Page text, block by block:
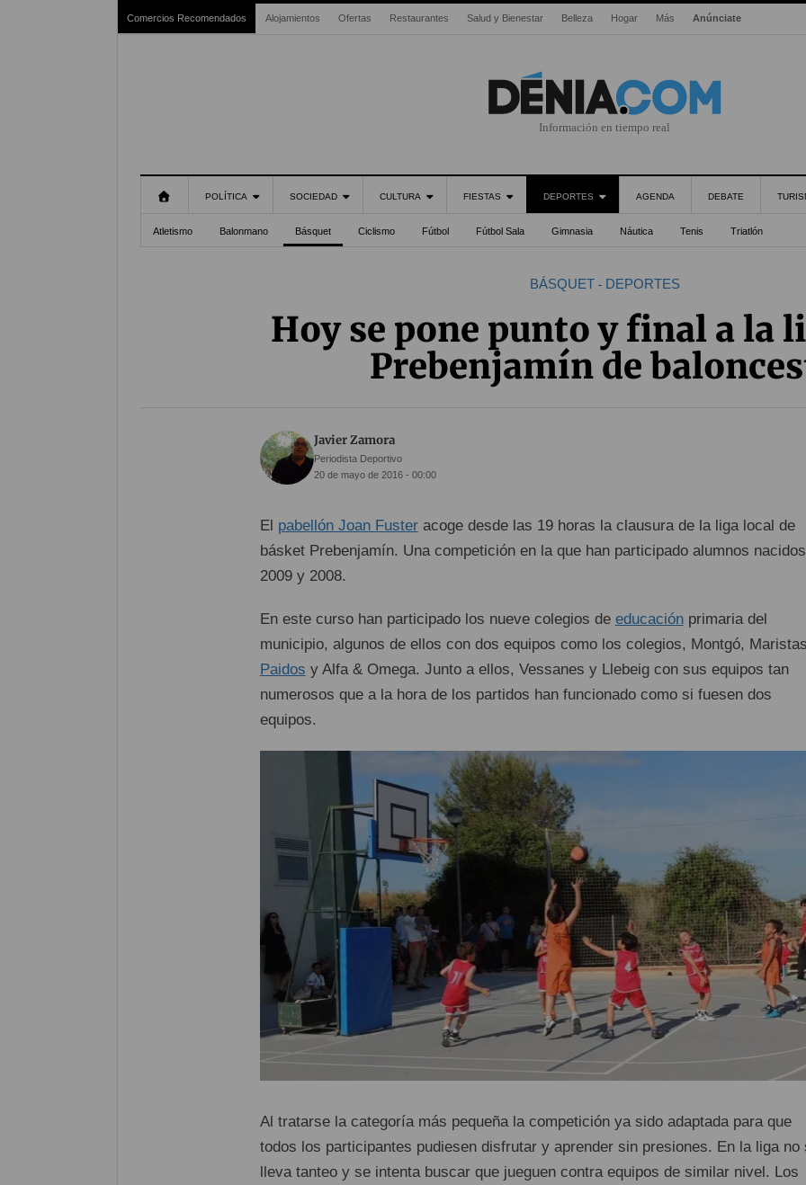
Comercios Recomendados Alojamientos Ofertas Restaurantes Salud y Bienestar Belleza Hogar Más Anúnciate
Información en tiempo real
POLÍTICA SOCIEDAD CULTURA FIESTAS DEPORTES AGENDA DEBATE
Atletismo Balonmano Básquet Ciclismo Fútbol Fútbol Sala Gimnasia Náutica Tenis Triatlón
BÁSQUET - DEPORTES
Hoy se pone punto y final a la
Prebenjamín de
Javier Zamora
Periodista Deportivo
20 de mayo de 2016 - 00:00
El pabellón Joan Fusteracoge desde las 19 horas la clausura de la liga local de
básket Prebenjamín. Una competición en la que han participado alumnos
2009 y 2008.
En este curso han participado los nueve colegios de educaciónprimaria del
municipio, algunos de ellos con dos equipos como los colegios, Montgó,
Paidos y Alfa & Omega. Junto a ellos, Vessanes y Llebeig con sus equipos tan
numerosos que a la hora de los partidos han funcionado como si fuesen dos
equipos.
Al tratarse la categoría más pequeña la competición ya sido adaptada para que
todos los participantes pudiesen disfrutar y aprender sin presiones. En la liga no
lleva tanteo y se intenta buscar que jueguen contra equipos de similar nivel. Los